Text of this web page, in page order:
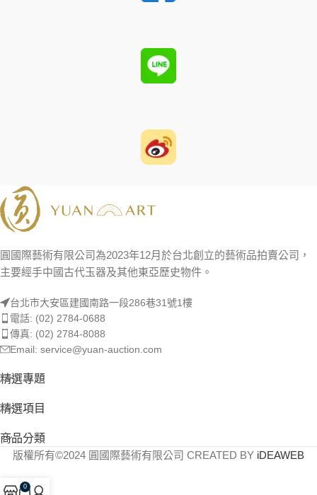
圓國際藝術有限公司為2023年12月於台北創立的藝術品拍賣公司，
主要經手中國古代玉器及其他東亞歷史物件。
台北市大安區建國南路一段286巷31號1樓
電話: (02) 2784-0688
傳真: (02) 2784-8088
Email: service@yuan-auction.com
精選專題
精選項目
商品分類
版權所有©2024 圓國際藝術有限公司 CREATED BY iDEAWEB
0